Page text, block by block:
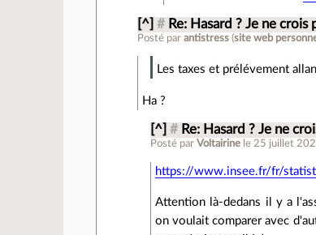
[^] # Re: Hasard ? Je ne crois
Posté parantistress (site web
Les taxes et prélévement
Ha ?
[^] # Re: Hasard ? Je ne
Posté parVoltairine le 25 juillet
https://www.insee.fr/fr/
Attention là-dedans il y a
on voulait comparer avec